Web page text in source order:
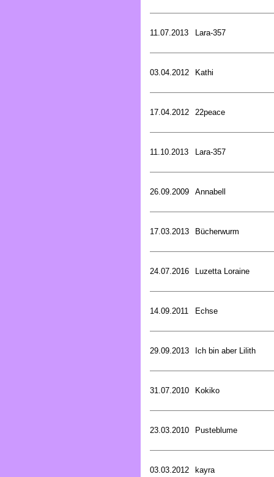
11.07.2013 Lara-357
03.04.2012 Kathi
17.04.2012 22peace
11.10.2013 Lara-357
26.09.2009 Annabell
17.03.2013 Bücherwurm
24.07.2016 Luzetta Loraine
14.09.2011 Echse
29.09.2013 Ich bin aber Lilith
31.07.2010 Kokiko
23.03.2010 Pusteblume
03.03.2012 kayra